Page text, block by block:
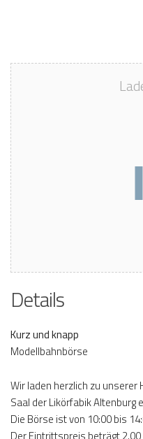
Details
Kurz und knapp
Modellbahnbörse
Wir laden herzlich zu
Saal der Likörfabik Altenburg
Die Börse ist von 10:00 bis